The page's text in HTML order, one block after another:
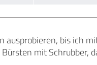
bis ich
mit